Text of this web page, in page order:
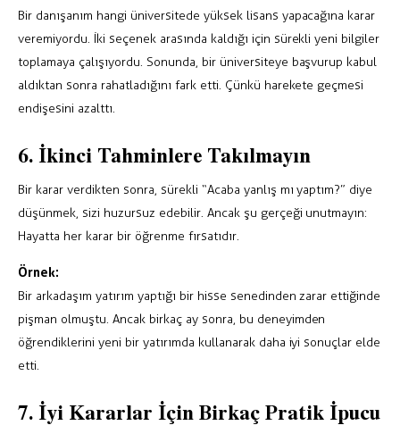
Bir danışanım hangi üniversitede yüksek lisans yapacağına karar
veremiyordu. İki seçenek arasında kaldığı için sürekli yeni bilgiler
toplamaya çalışıyordu. Sonunda, bir üniversiteye başvurup kabul
aldıktan sonra rahatladığını fark etti. Çünkü harekete geçmesi
endişesini azalttı.
6. İkinci Tahminlere Takılmayın
Bir karar verdikten sonra, sürekli “Acaba yanlış mı yaptım?” diye
düşünmek, sizi huzursuz edebilir. Ancak şu gerçeği unutmayın:
Hayatta her karar bir öğrenme fırsatıdır.
Örnek:
Bir arkadaşım yatırım yaptığı bir hisse senedinden zarar ettiğinde
pişman olmuştu. Ancak birkaç ay sonra, bu deneyimden
öğrendiklerini yeni bir yatırımda kullanarak daha iyi sonuçlar elde
etti.
7. İyi Kararlar İçin Birkaç Pratik İpucu